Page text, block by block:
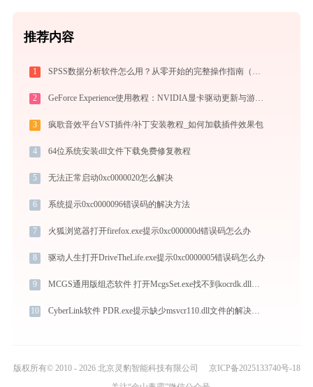
推荐内容
1 SPSS数据分析软件怎么用？从零开始的完整操作指南（附实战案例）
2 GeForce Experience使用教程：NVIDIA显卡驱动更新与游戏优化录制完全指南
3 疯歌音效平台VST插件/补丁安装教程_如何加载插件效果包
4 64位系统安装dll文件下载免费修复教程
5 无法正常启动0xc0000020怎么解决
6 系统提示0xc0000096错误码的解决方法
7 火狐浏览器打开firefox.exe提示0xc000000d错误码怎么办
8 驱动人生打开DriveTheLife.exe提示0xc0000005错误码怎么办
9 MCGS通用版组态软件 打开McgsSet.exe找不到kocrdk.dll怎么办
10 CyberLink软件 PDR.exe提示缺少msvcr110.dll文件的解决办法
版权所有© 2010 - 2026 北京灵豹智能科技有限公司
京ICP备2025133740号-18